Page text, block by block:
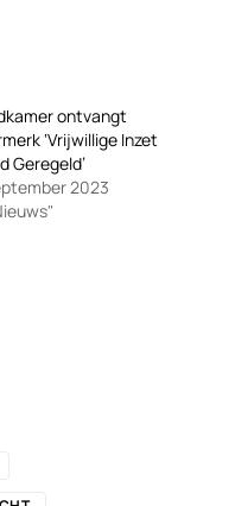
ontvangt
‘Vrijwillige Inzet
Geregeld’
2023